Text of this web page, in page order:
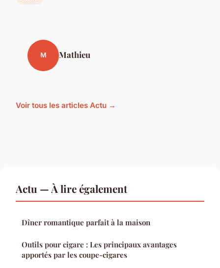
M Mathieu
Voir tous les articles Actu →
Actu — À lire également
Dîner romantique parfait à la maison
Outils pour cigare : Les principaux avantages
apportés par les coupe-cigares